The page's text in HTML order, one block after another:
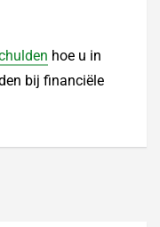
hoe u in
bij financiële